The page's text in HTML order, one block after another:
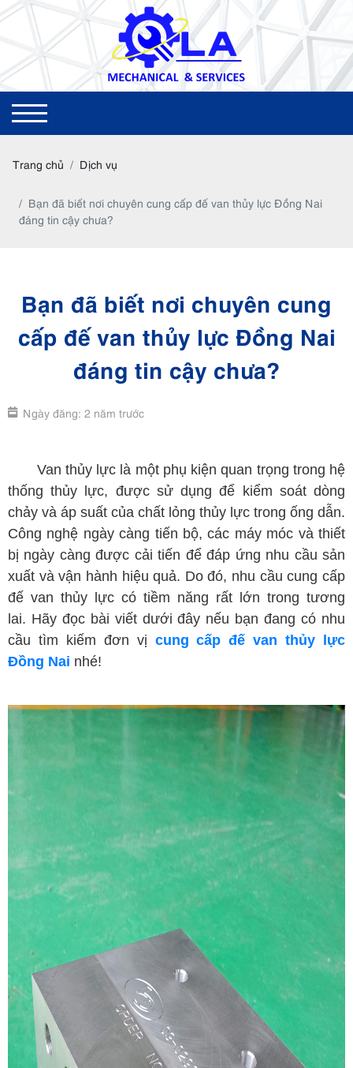
Trang chủ Dịch vụ
Bạn đã biết nơi chuyên cung cấp đế van thủy lực Đồng Nai
đáng tin cậy chưa?
Bạn đã biết nơi chuyên cung
cấp đế van thủy lực Đồng Nai
đáng tin cậy chưa?
Ngày đăng: 2 năm trước
Van thủy lực là một phụ kiện quan trọng trong hệ
thống thủy lực, được sử dụng để kiểm soát dòng
chảy và áp suất của chất lỏng thủy lực trong ống dẫn.
Công nghệ ngày càng tiến bộ, các máy móc và thiết
bị ngày càng được cải tiến để đáp ứng nhu cầu sản
xuất và vận hành hiệu quả. Do đó, nhu cầu cung cấp
đế van thủy lực có tiềm năng rất lớn trong tương
lai. Hãy đọc bài viết dưới đây nếu bạn đang có nhu
cầu tìm kiếm đơn vị cung cấp đế van thủy lực
Đồng Nai nhé!